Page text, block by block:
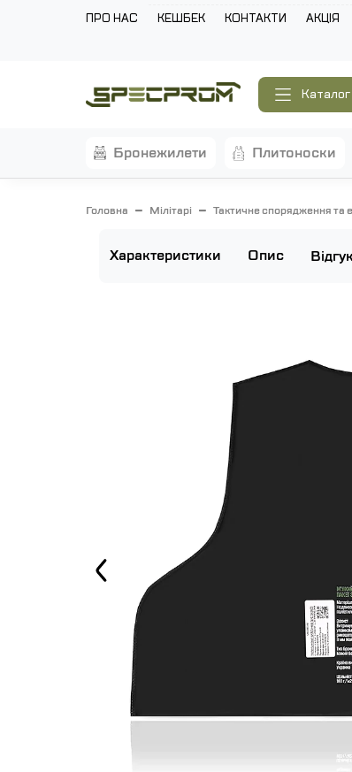
ПРО НАС КЕШБЕК КОНТАКТИ АКЦІЯ
Каталог
бронежилети плитоноски
Головна Мілітарі Тактичне спорядження та
Характеристики Опис